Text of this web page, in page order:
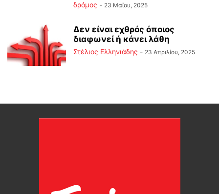
δρόμος - 23 Μαΐου, 2025
Δεν είναι εχθρός όποιος
διαφωνεί ή κάνει λάθη
Στέλιος Ελληνιάδης - 23 Απριλίου, 2025